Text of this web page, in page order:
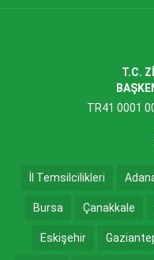
T.C.
TR41 0001
İl Temsilcilikleri
Bursa Çanakkale
Eskişehir